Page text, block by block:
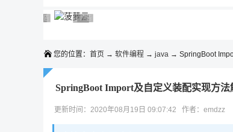
广告 商业广告，理性选择
广告 商业广告，理性选择
广告 商业广告，理性选择广告 商业广告，理性选择
广告 商业广告，理性选择
您的位置： 首页 → 软件编程 → java → SpringBoot
SpringBoot Import及自定义装配实现方法
更新时间：2020年08月19日 09:07:42 作者：emdzz